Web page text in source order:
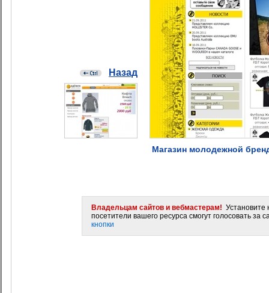
Назад
Магазин молодежной
Владельцам сайтов и вебмастерам! Установите
посетители вашего ресурса смогут голосовать за
кнопки